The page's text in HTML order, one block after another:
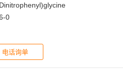
0
电话询单